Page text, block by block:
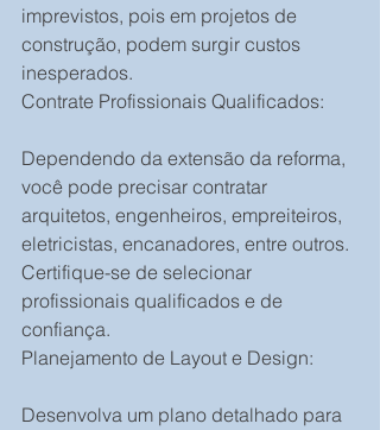
imprevistos, pois em projetos de
construção, podem surgir custos
inesperados.
Contrate Profissionais Qualificados:
Dependendo da extensão da reforma,
você pode precisar contratar
arquitetos, engenheiros, empreiteiros,
eletricistas, encanadores, entre outros.
Certifique-se de selecionar
profissionais qualificados e de
confiança.
Planejamento de Layout e Design:
Desenvolva um plano detalhado para